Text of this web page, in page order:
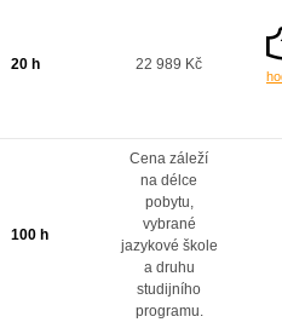
20 h 22 989 Kč
100 h
Cena záleží
na délce
pobytu,
vybrané
jazykové škole
a druhu
studijního
programu.